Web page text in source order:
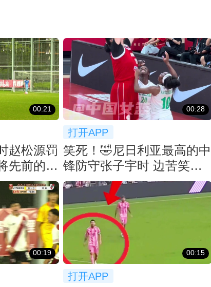
00:21
赵松源罚
先前的挑
00:28
打开APP
笑死！🤣尼日利亚最高的中
锋防守张子宇时 边苦笑边
弃防
00:19 00:15
打开APP